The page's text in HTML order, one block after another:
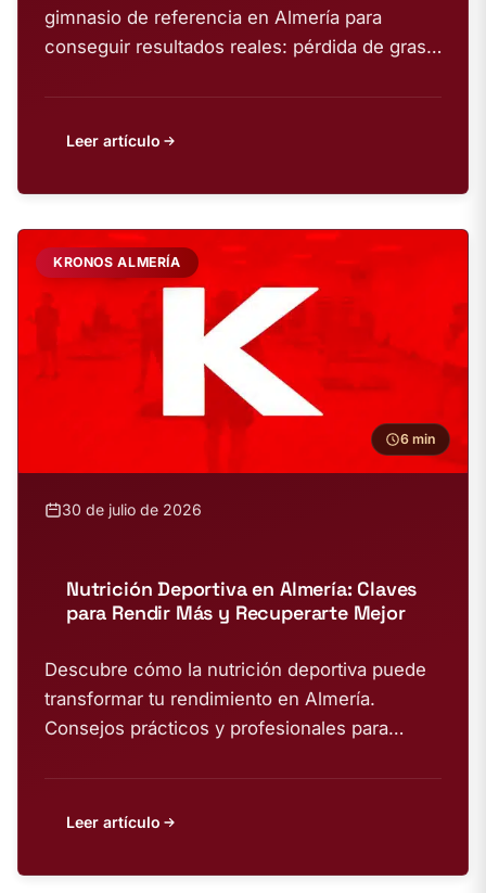
gimnasio de referencia en Almería para
conseguir resultados reales: pérdida de grasa,
Leer artículo
KRONOS ALMERÍA
6 min
30 de julio de 2026
Nutrición Deportiva en Almería: Claves
para Rendir Más y Recuperarte Mejor
Descubre cómo la nutrición deportiva puede
transformar tu rendimiento en Almería.
Consejos prácticos y profesionales para
Leer artículo